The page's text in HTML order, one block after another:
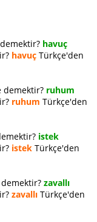
havuç
havuç Türkçe'den
demektir? ruhum
ruhum Türkçe'den
istek
istek Türkçe'den
zavallı
zavallı Türkçe'den